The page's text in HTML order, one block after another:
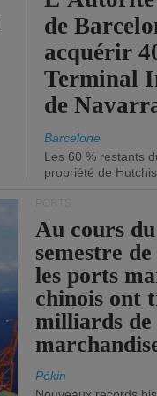
de
acquérir
Terminal
de
Barcelone
Les 60 % restants
propriété de
Au cours
semestre
les ports
chinois ont
milliards de
Pékin